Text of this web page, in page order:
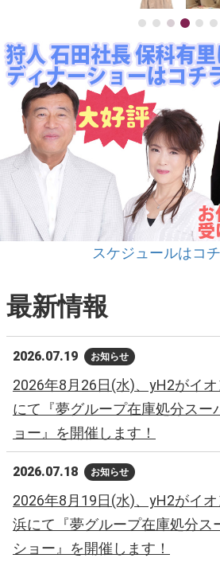
スケジュールはコ
最新情報
2026.07.19 お知らせ
2026年8月26日(水)、yH2がイ
にて『夢グループ在庫処分スー
ョー』を開催します！
2026.07.18 お知らせ
2026年8月19日(水)、yH2がイオ
浜にて『夢グループ在庫処分ス
ショー』を開催します！